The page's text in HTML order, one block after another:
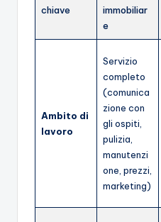
chiave
immobiliar
e
Ambito di
lavoro
Servizio
completo
(comunica
zione con
gli ospiti,
pulizia,
manutenzi
one, prezzi,
marketing)